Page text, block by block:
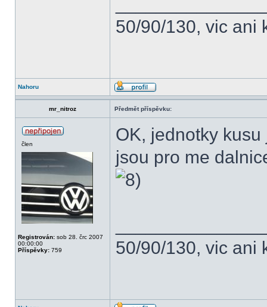
50/90/130, vic ani
Nahoru
mr_nitroz Předmět příspěvku:
člen
Registrován: sob 28. črc 2007
00:00:00
Příspěvky: 759
OK, jednotky
jsou pro me
50/90/130, vic ani